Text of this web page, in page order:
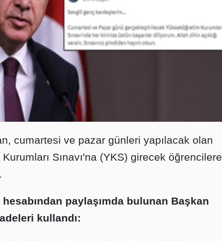
cumartesi ve pazar günleri yapılacak olan
Sınavı'na (YKS) girecek öğrencilere
paylaşımda bulunan Başkan
kullandı: